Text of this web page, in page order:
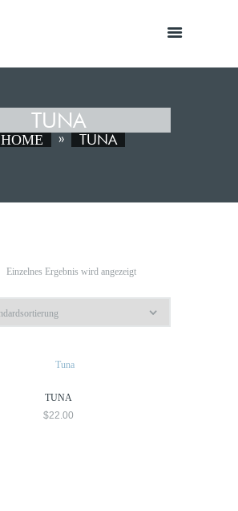
TUNA
HOME TUNA
Einzelnes Ergebnis wird angezeigt
TUNA
$22.00